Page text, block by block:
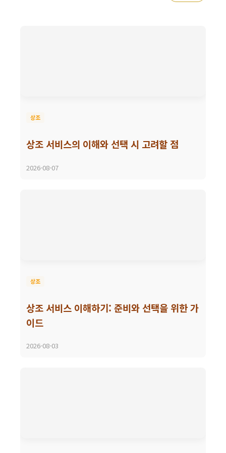
상조
상조 서비스의 이해와 선택 시 고려할 점
2026-08-07
상조
상조 서비스 이해하기: 준비와 선택을 위한 가
이드
2026-08-03